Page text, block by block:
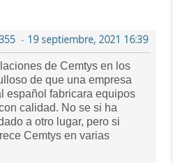
- 19 septiembre, 2021 16:39
de Cemtys en los
de que una empresa
español fabricara equipos
calidad. No se si ha
a otro lugar, pero si
Cemtys en varias